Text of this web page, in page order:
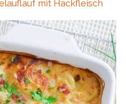
mit Hackfleisch